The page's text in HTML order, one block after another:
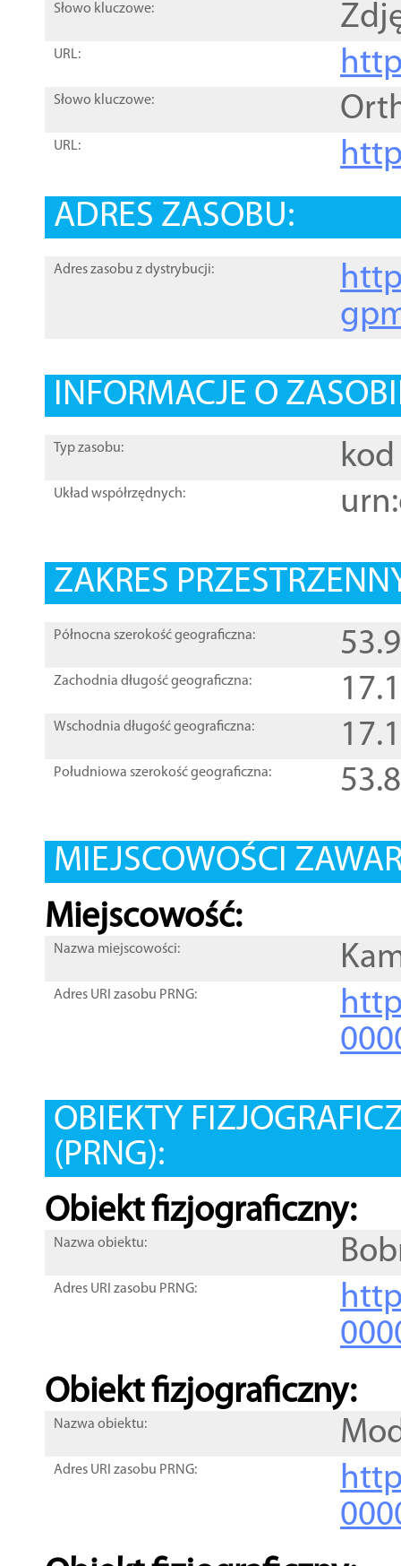
Słowo kluczowe:
URL:
Słowo kluczowe:
URL:
ADRES ZASOBU:
Adres zasobu z dystrybucji:
INFORMACJE O
Typ zasobu: kod
Układ współrzędnych:
ZAKRES
Północna szerokość geograficzna:
Zachodnia długość geograficzna:
Wschodnia długość geograficzna:
Południowa szerokość geograficzna:
MIEJSCOWOŚCI
Miejscowość:
Nazwa miejscowości:
Adres URI zasobu PRNG:
OBIEKTY
(PRNG):
Obiekt fizjograficzny:
Nazwa obiektu:
Adres URI zasobu PRNG:
Obiekt fizjograficzny:
Nazwa obiektu:
Adres URI zasobu PRNG: